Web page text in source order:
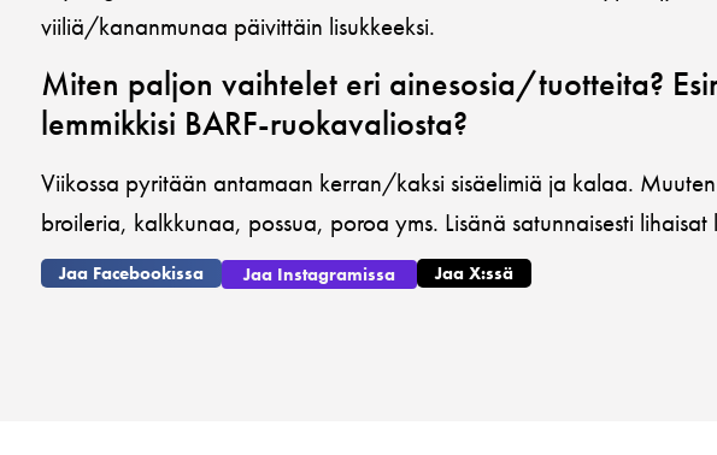
viiliä/kananmunaa päivittäin lisukkeeksi.
Miten paljon vaihtelet eri ainesosia/tuotteita?
lemmikkisi BARF-ruokavaliosta?
Viikossa pyritään antamaan kerran/kaksi sisäelimiä ja kalaa. Muuten
broileria, kalkkunaa, possua, poroa yms. Lisänä satunnaisesti lihaisat
Jaa Facebookissa Jaa Instagramissa Jaa X:ssä